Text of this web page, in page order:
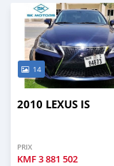
14
2010 LEXUS IS
PRIX
KMF3 881 502